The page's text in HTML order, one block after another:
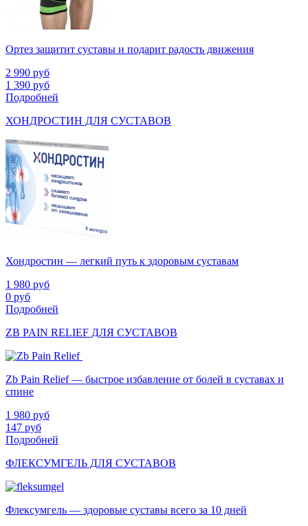
Ортез защитит суставы и подарит радость движения
2 990 руб
1 390 руб
Подробней
ХОНДРОСТИН ДЛЯ СУСТАВОВ
Хондростин — легкий путь к здоровым суставам
1 980 руб
0 руб
Подробней
ZB PAIN RELIEF ДЛЯ СУСТАВОВ
Zb Pain Relief — быстрое избавление от болей в суставах и
спине
1 980 руб
147 руб
Подробней
ФЛЕКСУМГЕЛЬ ДЛЯ СУСТАВОВ
Флексумгель — здоровые суставы всего за 10 дней